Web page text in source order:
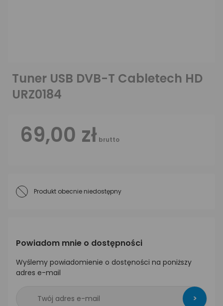
Tuner USB DVB-T Cabletech HD
URZ0184
69,00 zł brutto
Produkt obecnie niedostępny
Powiadom mnie o dostępności
Wyślemy powiadomienie o dostęności na poniższy
adres e-mail
>